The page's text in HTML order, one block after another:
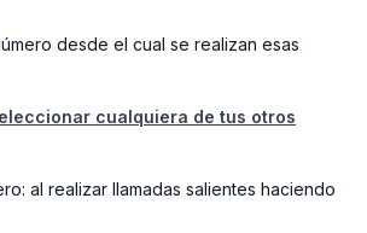
desde el cual se realizan esas
cualquiera de tus otros
al realizar llamadas salientes haciendo